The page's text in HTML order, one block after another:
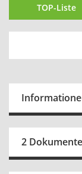
TOP-Liste
2 Dokumente